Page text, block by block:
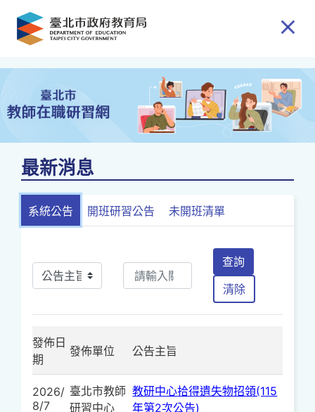
跳到主要內容
最新消息
系統公告 開班研習公告 未開班清單
查詢
清除
發佈日
期
發佈單位 公告主旨
2026/
8/7
臺北市教師
研習中心
教研中心拾得遺失物招領(115
年第2次公告)